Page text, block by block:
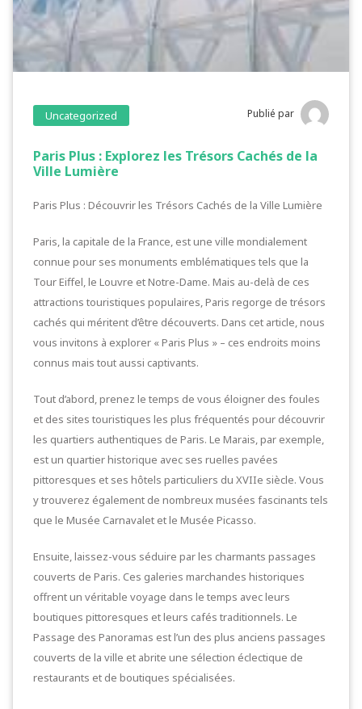
Uncategorized Publié par
Paris Plus : Explorez les Trésors Cachés de la
Ville Lumière
Paris Plus : Découvrir les Trésors Cachés de la Ville Lumière
Paris, la capitale de la France, est une ville mondialement
connue pour ses monuments emblématiques tels que la
Tour Eiffel, le Louvre et Notre-Dame. Mais au-delà de ces
attractions touristiques populaires, Paris regorge de trésors
cachés qui méritent d’être découverts. Dans cet article, nous
vous invitons à explorer « Paris Plus » – ces endroits moins
connus mais tout aussi captivants.
Tout d’abord, prenez le temps de vous éloigner des foules
et des sites touristiques les plus fréquentés pour découvrir
les quartiers authentiques de Paris. Le Marais, par exemple,
est un quartier historique avec ses ruelles pavées
pittoresques et ses hôtels particuliers du XVIIe siècle. Vous
y trouverez également de nombreux musées fascinants tels
que le Musée Carnavalet et le Musée Picasso.
Ensuite, laissez-vous séduire par les charmants passages
couverts de Paris. Ces galeries marchandes historiques
offrent un véritable voyage dans le temps avec leurs
boutiques pittoresques et leurs cafés traditionnels. Le
Passage des Panoramas est l’un des plus anciens passages
couverts de la ville et abrite une sélection éclectique de
restaurants et de boutiques spécialisées.